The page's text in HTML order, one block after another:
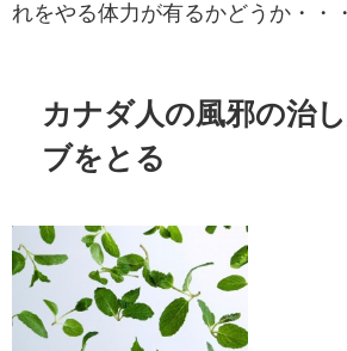
れをやる体力が有るかどうか・・
カナダ人の風邪の治
ブをとる